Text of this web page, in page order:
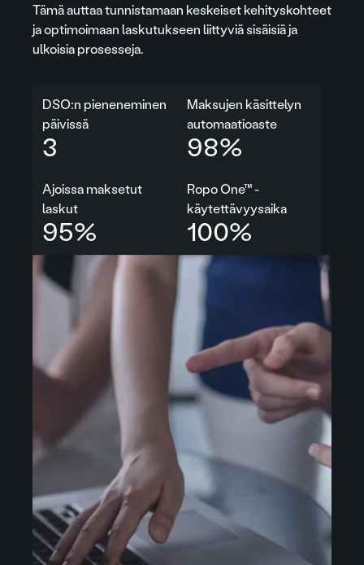
Tämä auttaa tunnistamaan keskeiset kehityskohteet
ja optimoimaan laskutukseen liittyviä sisäisiä ja
ulkoisia prosesseja.
DSO:n pieneneminen
päivissä
3
Maksujen käsittelyn
automaatioaste
98%
Ajoissa maksetut
laskut
95%
Ropo One™ -
käytettävyysaika
100%